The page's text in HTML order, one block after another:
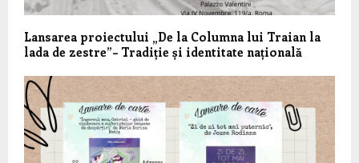
Lansarea proiectului „De la Columna lui Traian la
lada de zestre”– Tradiție și identitate națională